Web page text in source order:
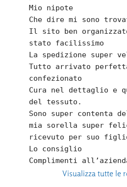
Mio nipote
Che dire mi sono
Il sito ben
stato facilissimo
La spedizione super
Tutto arrivato
confezionato
Cura nel dettaglio e
del tessuto.
Sono super contenta
mia sorella super
ricevuto per suo
Lo consiglio
Complimenti
Visualizza tutte le